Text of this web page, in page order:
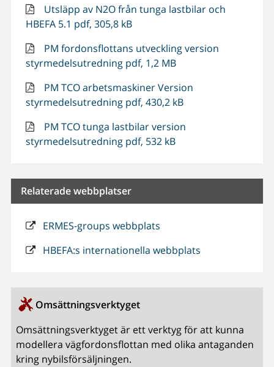
Utsläpp av N2O från tunga lastbilar och
HBEFA 5.1 pdf, 305,8 kB
PM fordonsflottans utveckling version
styrmedelsutredning pdf, 1,2 MB
PM TCO arbetsmaskiner Version
styrmedelsutredning pdf, 430,2 kB
PM TCO tunga lastbilar version
styrmedelsutredning pdf, 532 kB
Relaterade webbplatser
ERMES-groups webbplats
HBEFA:s internationella webbplats
Omsättningsverktyget
Omsättningsverktyget är ett verktyg för att kunna
modellera vägfordonsflottan med olika antaganden
kring nybilsförsäljningen.